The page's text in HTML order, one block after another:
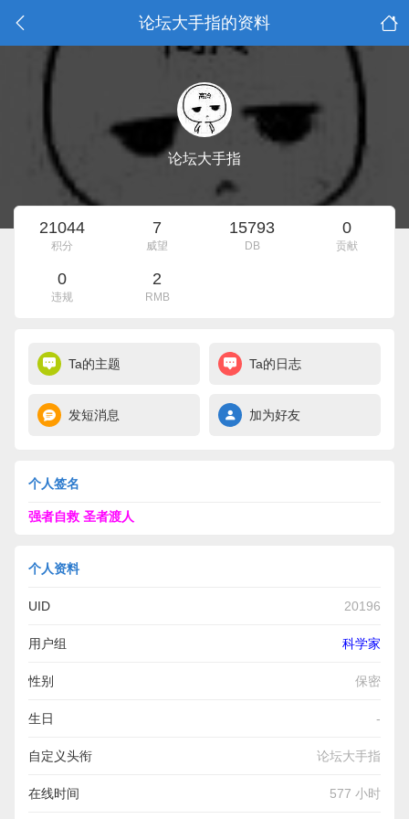
论坛大手指的资料
论坛大手指
21044
积分
7
威望
15793
DB
0
贡献
0
违规
2
RMB
Ta的主题 Ta的日志
发短消息 加为好友
个人签名
强者自救 圣者渡人
个人资料
UID 20196
用户组 科学家
性别 保密
生日 -
自定义头衔 论坛大手指
在线时间 577 小时